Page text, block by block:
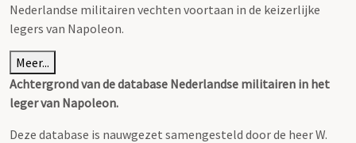
Nederlandse militairen vechten voortaan in de keizerlijke
legers van Napoleon.
Meer...
Achtergrond van de database Nederlandse militairen in het
leger van Napoleon.
Deze database is nauwgezet samengesteld door de heer W.